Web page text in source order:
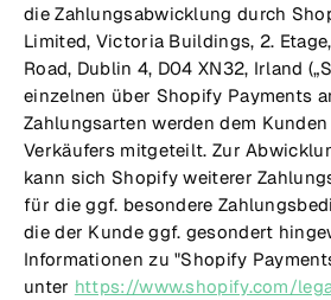
die Zahlungsabwicklung durch
Limited, Victoria Buildings, 2.
Road, Dublin 4, D04 XN32, Irland
einzelnen über Shopify Payments
Zahlungsarten werden dem
Verkäufers mitgeteilt. Zur
kann sich Shopify weiterer
für die ggf. besondere
die der Kunde ggf. gesondert
Informationen zu "Shopify
unter https://www.shopify.com/